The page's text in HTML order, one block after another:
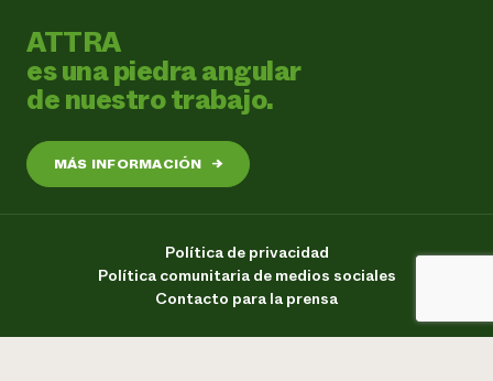
ATTRA
es una piedra angular
de nuestro trabajo.
MÁS INFORMACIÓN →
Política de privacidad
Política comunitaria de medios sociales
Contacto para la prensa